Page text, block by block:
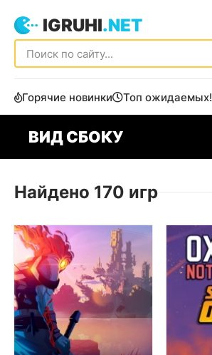
IGRUHI.NET
Горячие новинки Топ ожидаемых!
ВИД СБОКУ
Найдено 170 игр